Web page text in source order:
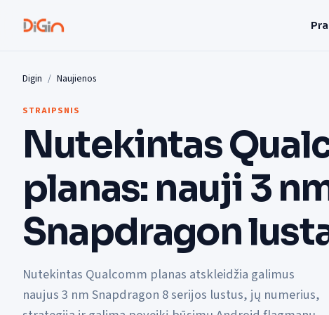
Digin Naujienos
STRAIPSNIS
Nutekintas
planas: nauji 3
Snapdragon
Nutekintas Qualcomm planas atskleidžia galimus
naujus 3 nm Snapdragon 8 serijos lustus, jų numerius,